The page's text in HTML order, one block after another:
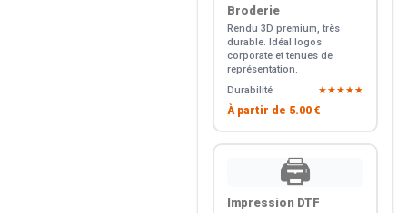
Broderie
Rendu 3D premium, très
durable. Idéal logos
corporate et tenues de
représentation.
Durabilité
★★★★★
À partir de 5.00 €
🖨️
Impression DTF